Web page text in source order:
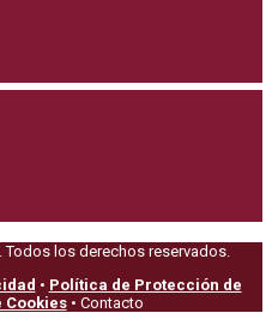
los derechos reservados.
• Política de Protección de
Cookies• Contacto